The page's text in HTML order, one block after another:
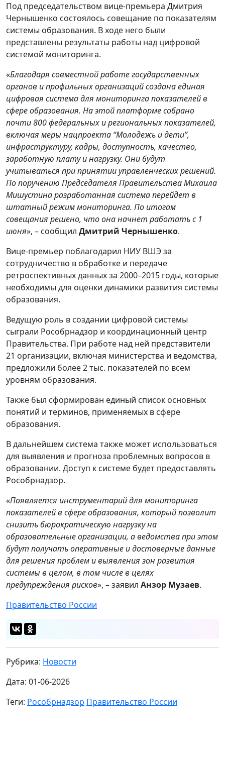
Под председательством вице-премьера Дмитрия
Чернышенко состоялось совещание по показателям
системы образования. В ходе него были
представлены результаты работы над цифровой
системой мониторинга.
«Благодаря совместной работе государственных
органов и профильных организаций создана единая
цифровая система для мониторинга показателей в
сфере образования. На этой платформе собрано
почти 800 федеральных и региональных показателей,
включая меры нацпроекта “Молодежь и дети”,
инфраструктуру, кадры, доступность, качество,
заработную плату и нагрузку. Они будут
учитываться при принятии управленческих решений.
По поручению Председателя Правительства Михаила
Мишустина разработанная система перейдет в
штатный режим мониторинга. По итогам
совещания решено, что она начнет работать с 1
июня», – сообщил Дмитрий Чернышенко.
Вице-премьер поблагодарил НИУ ВШЭ за
сотрудничество в обработке и передаче
ретроспективных данных за 2000–2015 годы, которые
необходимы для оценки динамики развития системы
образования.
Ведущую роль в создании цифровой системы
сыграли Рособрнадзор и координационный центр
Правительства. При работе над ней представители
21 организации, включая министерства и ведомства,
предложили более 2 тыс. показателей по всем
уровням образования.
Также был сформирован единый список основных
понятий и терминов, применяемых в сфере
образования.
В дальнейшем система также может использоваться
для выявления и прогноза проблемных вопросов в
образовании. Доступ к системе будет предоставлять
Рособрнадзор.
«Появляется инструментарий для мониторинга
показателей в сфере образования, который позволит
снизить бюрократическую нагрузку на
образовательные организации, а ведомства при этом
будут получать оперативные и достоверные данные
для решения проблем и выявления зон развития
системы в целом, в том числе в целях
предупреждения рисков», – заявил Анзор Музаев.
Правительство России
Рубрика: Новости
Дата: 01-06-2026
Теги: Рособрнадзор Правительство России